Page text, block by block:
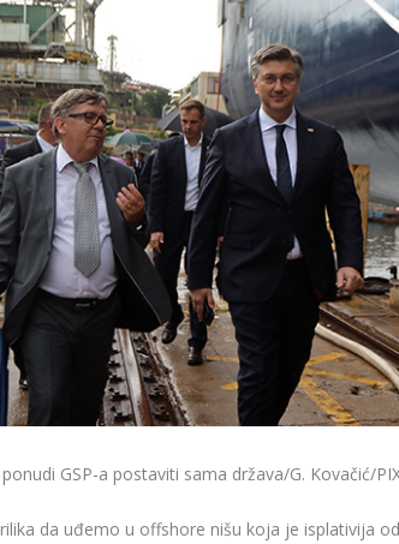
GSP-a postaviti sama država/G. Kovačić/
da uđemo u offshore nišu koja je isplativija